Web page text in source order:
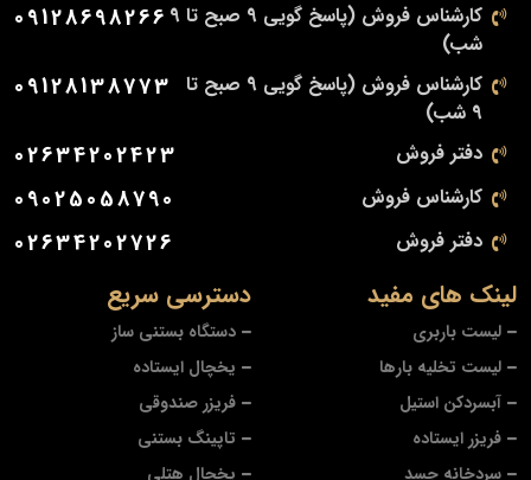
دسترسی سریع
دستگاه بستنی ساز
یخچال ایستاده
فریزر صندوقی
تاپینگ بستنی
یخچال هتلی
لینک های مفید
لیست باربری
لیست تخلیه بارها
آبسردکن استیل
فریزر ایستاده
سردخانه جسد
کارشناس فروش (پاسخ گویی 9 صبح تا 9
شب)
09128698266
کارشناس فروش (پاسخ گویی 9 صبح تا
9 شب)
09128138773
دفتر فروش 02634202423
کارشناس فروش 09025058790
دفتر فروش 02634202726